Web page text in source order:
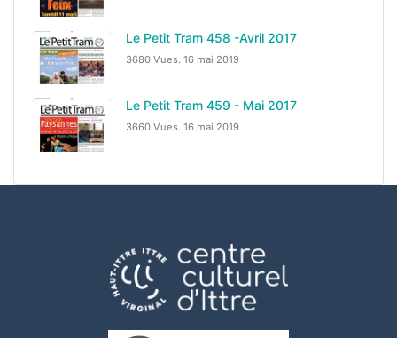
Le Petit Tram 458 -Avril 2017
3680 Vues. 16 mai 2019
Le Petit Tram 459 - Mai 2017
3660 Vues. 16 mai 2019